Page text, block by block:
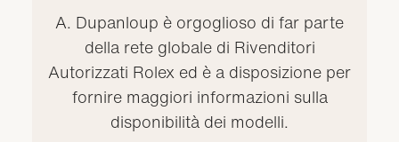
A. Dupanloup è orgoglioso di far parte
della rete globale di Rivenditori
Autorizzati Rolex ed è a disposizione per
fornire maggiori informazioni sulla
disponibilità dei modelli.